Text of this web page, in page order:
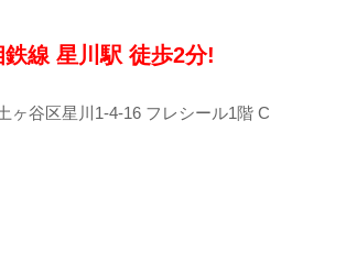
鉄線 星川駅 徒歩2分!
ヶ谷区星川1-4-16 フレシール1階 C